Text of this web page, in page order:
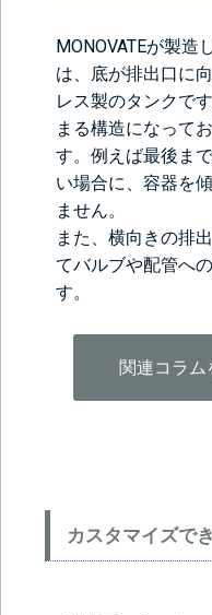
MONOVATEが製造
は、底が排出口に
レス製のタンクで
まる構造になって
す。例えば最後ま
い場合に、容器を
ません。
また、横向きの排
てバルブや配管へ
す。
関連コラム
カスタマイズで